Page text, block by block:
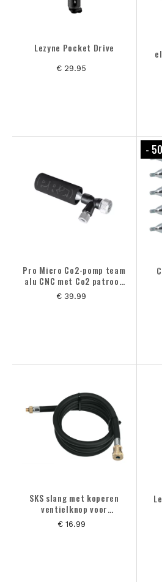
Lezyne Pocket Drive
€ 29.95
Pro Micro Co2-pomp team
alu CNC met Co2 patroon
25gr
€ 39.99
- 50
SKS slang met koperen
ventielknop voor
rennkompressor
fietspomp
€ 16.99